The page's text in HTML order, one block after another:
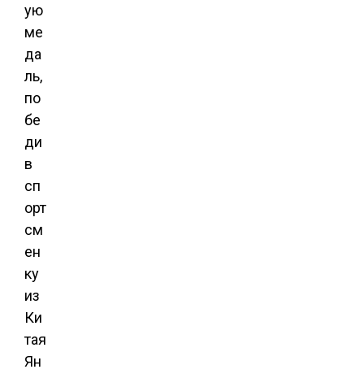
ую
ме
да
ль,
по
бе
ди
в
сп
орт
см
ен
ку
из
Ки
тая
Ян